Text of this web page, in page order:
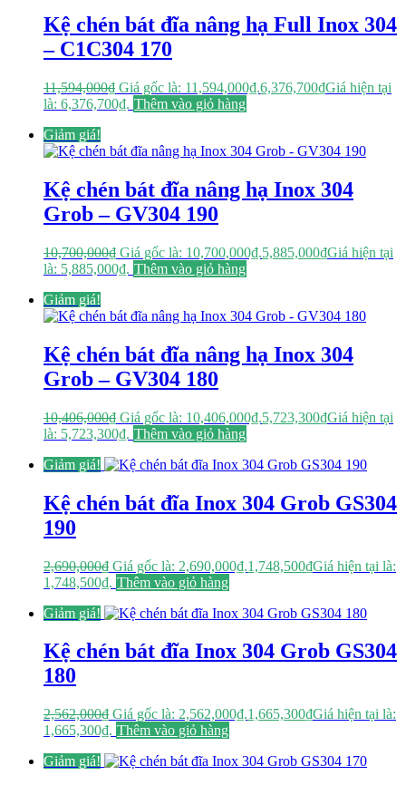
Kệ chén bát đĩa nâng hạ Full Inox 304
– C1C304 170
11,594,000₫ Giá gốc là: 11,594,000₫.6,376,700₫Giá hiện tại
là: 6,376,700₫. Thêm vào giỏ hàng
Giảm giá!
Kệ chén bát đĩa nâng hạ Inox 304
Grob – GV304 190
10,700,000₫ Giá gốc là: 10,700,000₫.5,885,000₫Giá hiện tại
là: 5,885,000₫. Thêm vào giỏ hàng
Giảm giá!
Kệ chén bát đĩa nâng hạ Inox 304
Grob – GV304 180
10,406,000₫ Giá gốc là: 10,406,000₫.5,723,300₫Giá hiện tại
là: 5,723,300₫. Thêm vào giỏ hàng
Giảm giá!
Kệ chén bát đĩa Inox 304 Grob GS304
190
2,690,000₫ Giá gốc là: 2,690,000₫.1,748,500₫Giá hiện tại là:
1,748,500₫. Thêm vào giỏ hàng
Giảm giá!
Kệ chén bát đĩa Inox 304 Grob GS304
180
2,562,000₫ Giá gốc là: 2,562,000₫.1,665,300₫Giá hiện tại là:
1,665,300₫. Thêm vào giỏ hàng
Giảm giá!